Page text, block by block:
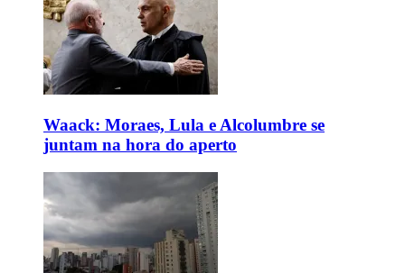
Waack: Moraes, Lula e Alcolumbre se
juntam na hora do aperto